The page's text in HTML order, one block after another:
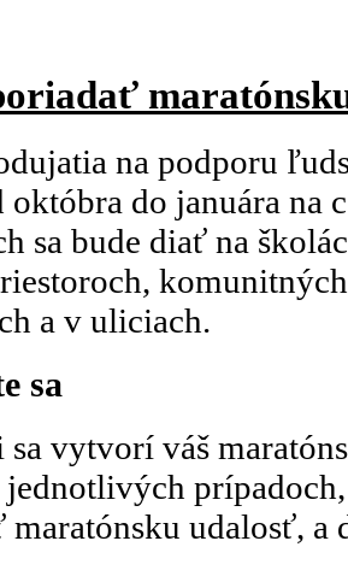
na podporu
do januára na
sa bude diať na
a v uliciach.
sa
sa vytvorí váš
udalosť, a